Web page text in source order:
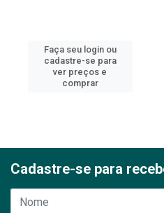
Faça seu login ou
cadastre-se para
ver preços e
comprar
Cadastre-se para